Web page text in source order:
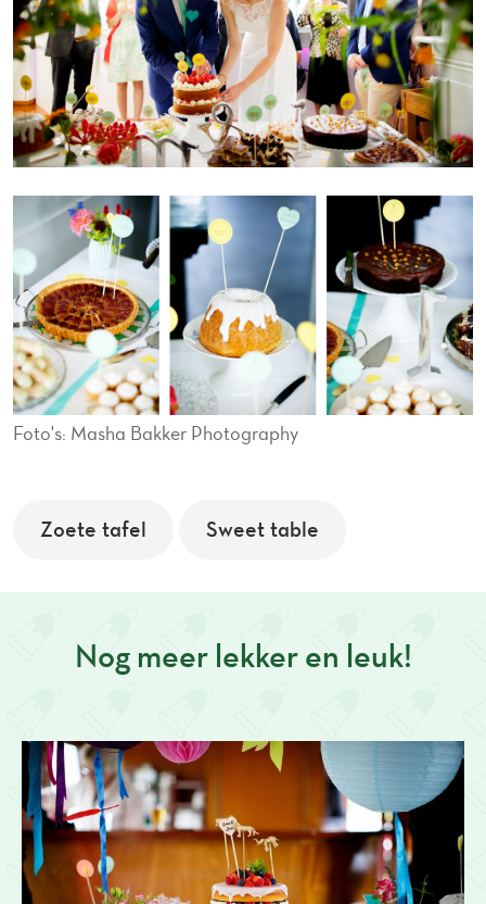
Foto's: Masha Bakker Photography
Zoete tafel Sweet table
Nog meer lekker en leuk!